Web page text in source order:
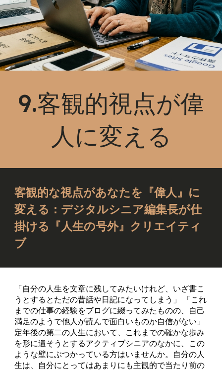
9.客観的視点が偉
人に変える
客観的な視点があなたを『偉人』に
変える：デジタルシニア編集長が仕
掛ける『人生の号外』クリエイティ
ブ
「自分の人生を文章に残してみたいけれど、いざ書こ
うとするとただの昔話や日記になってしまう」 「これ
までの仕事の経験をブログに綴ってみたものの、自己
満足のようで他人が読んで面白いものか自信がない」
定年後の第二の人生において、これまでの確かな歩み
を形に遺そうとするアクティブシニアのなかに、この
ような壁にぶつかっている方はいませんか。自分の人
生は、自分にとってはあまりにも主観的で当たり前の